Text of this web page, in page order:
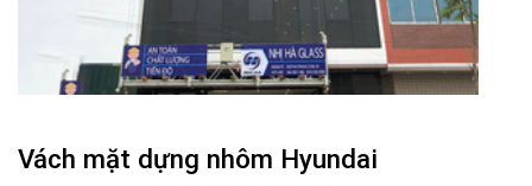
Vách mặt dựng nhôm Hyundai